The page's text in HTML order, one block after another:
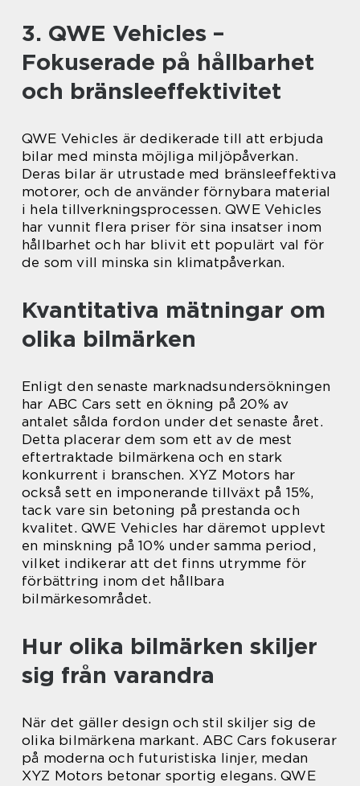
3. QWE Vehicles –
Fokuserade på hållbarhet
och bränsleeffektivitet
QWE Vehicles är dedikerade till att erbjuda
bilar med minsta möjliga miljöpåverkan.
Deras bilar är utrustade med bränsleeffektiva
motorer, och de använder förnybara material
i hela tillverkningsprocessen. QWE Vehicles
har vunnit flera priser för sina insatser inom
hållbarhet och har blivit ett populärt val för
de som vill minska sin klimatpåverkan.
Kvantitativa mätningar om
olika bilmärken
Enligt den senaste marknadsundersökningen
har ABC Cars sett en ökning på 20% av
antalet sålda fordon under det senaste året.
Detta placerar dem som ett av de mest
eftertraktade bilmärkena och en stark
konkurrent i branschen. XYZ Motors har
också sett en imponerande tillväxt på 15%,
tack vare sin betoning på prestanda och
kvalitet. QWE Vehicles har däremot upplevt
en minskning på 10% under samma period,
vilket indikerar att det finns utrymme för
förbättring inom det hållbara
bilmärkesområdet.
Hur olika bilmärken skiljer
sig från varandra
När det gäller design och stil skiljer sig de
olika bilmärkena markant. ABC Cars fokuserar
på moderna och futuristiska linjer, medan
XYZ Motors betonar sportig elegans. QWE